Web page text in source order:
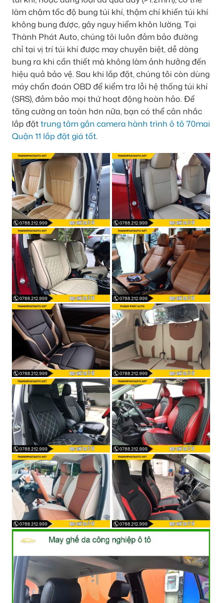
làm chậm tốc độ bung túi khí, thậm chí khiến túi khí
không bung được, gây nguy hiểm khôn lường. Tại
Thành Phát Auto, chúng tôi luôn đảm bảo đường
chỉ tại vị trí túi khí được may chuyên biệt, dễ dàng
bung ra khi cần thiết mà không làm ảnh hưởng đến
hiệu quả bảo vệ. Sau khi lắp đặt, chúng tôi còn dùng
máy chẩn đoán OBD để kiểm tra lỗi hệ thống túi khí
(SRS), đảm bảo mọi thứ hoạt động hoàn hảo. Để
tăng cường an toàn hơn nữa, bạn có thể cân nhắc
lắp đặttrung tâm gắn camera hành trình ô tô 70mai
Quận 11 lắp đặt giá tốt.